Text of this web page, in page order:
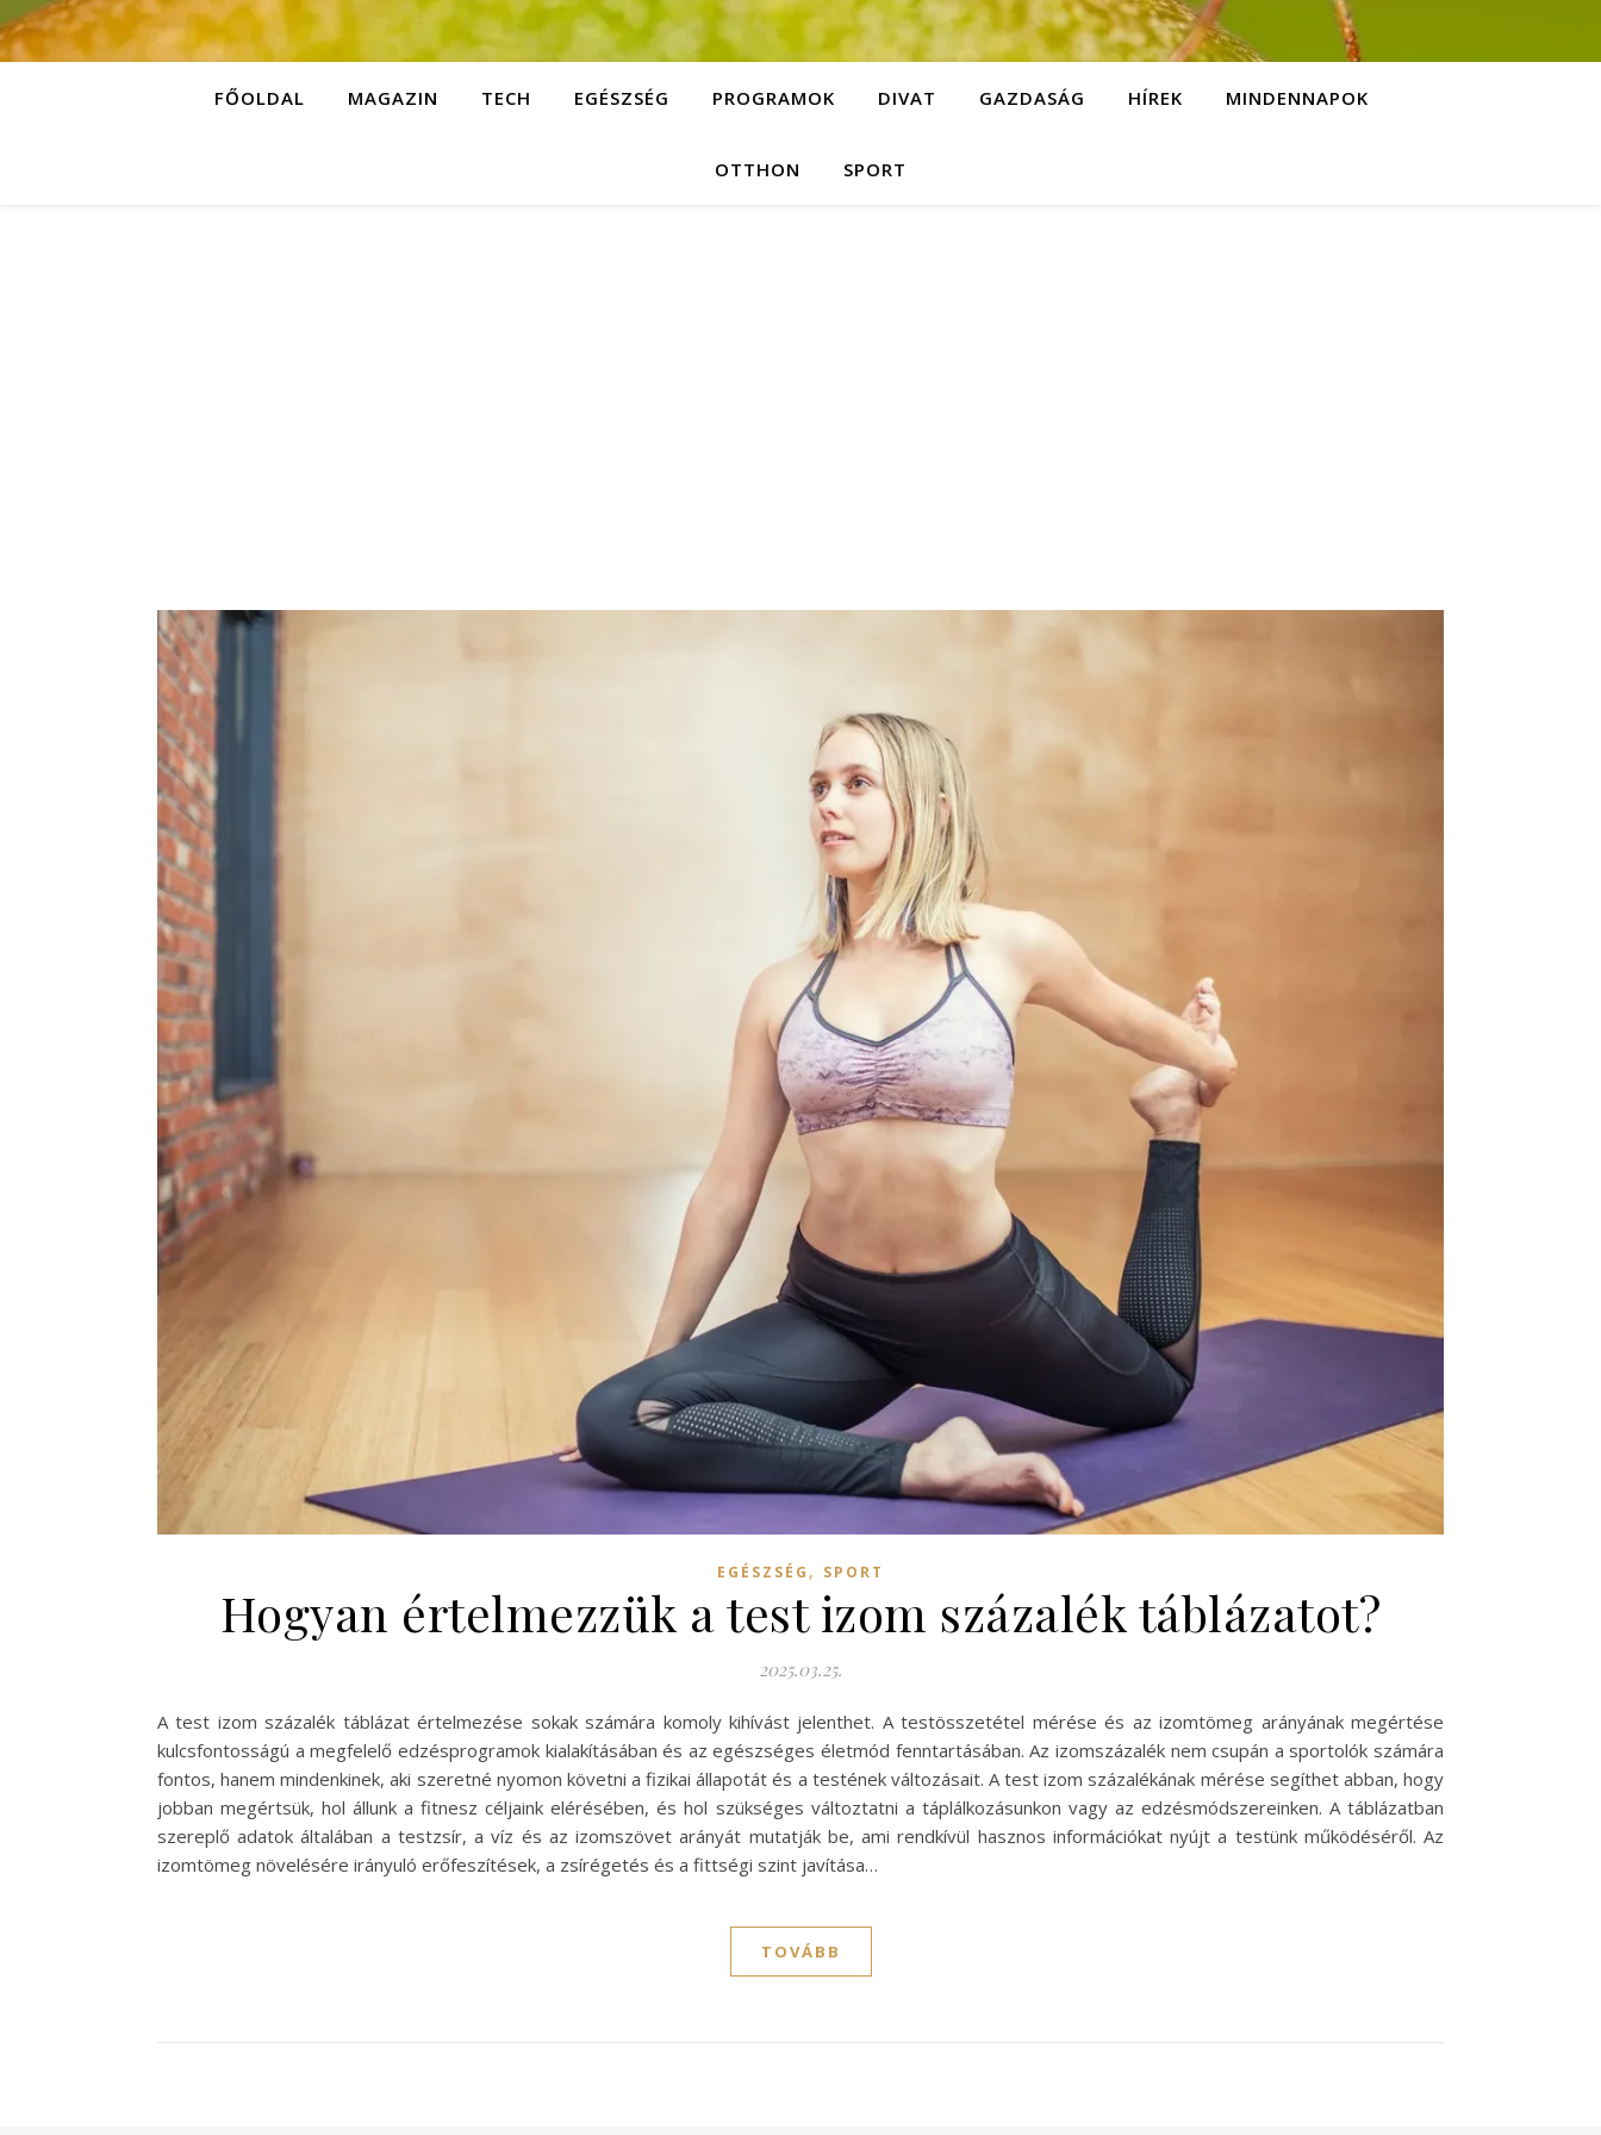
FŐOLDAL MAGAZIN TECH EGÉSZSÉG PROGRAMOK DIVAT GAZDASÁG HÍREK MINDENNAPOK
OTTHON SPORT
EGÉSZSÉG , SPORT
Hogyan értelmezzük a test izom százalék táblázatot?
2025.03.25.
A test izom százalék táblázat értelmezése sokak számára komoly kihívást jelenthet. A testösszetétel mérése és az izomtömeg arányának megértése
kulcsfontosságú a megfelelő edzésprogramok kialakításában és az egészséges életmód fenntartásában. Az izomszázalék nem csupán a sportolók számára
fontos, hanem mindenkinek, aki szeretné nyomon követni a fizikai állapotát és a testének változásait. A test izom százalékának mérése segíthet abban, hogy
jobban megértsük, hol állunk a fitnesz céljaink elérésében, és hol szükséges változtatni a táplálkozásunkon vagy az edzésmódszereinken. A táblázatban
szereplő adatok általában a testzsír, a víz és az izomszövet arányát mutatják be, ami rendkívül hasznos információkat nyújt a testünk működéséről. Az
izomtömeg növelésére irányuló erőfeszítések, a zsírégetés és a fittségi szint javítása…
TOVÁBB